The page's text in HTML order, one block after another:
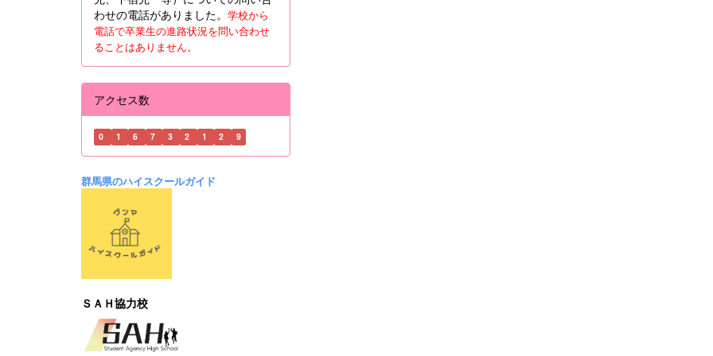
わせの電話がありました。 学校から
電話で卒業生の進路状況を問い合わせ
ることはありません。
アクセス数
0 1 6 7 3 2 1 2 9
群馬県のハイスクールガイド
ＳＡＨ協力校